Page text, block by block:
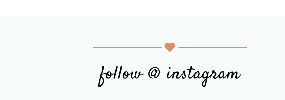
follow @ instagram